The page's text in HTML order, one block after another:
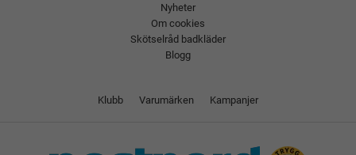
Nyheter
Om cookies
Skötselråd badkläder
Blogg
Klubb Varumärken Kampanjer